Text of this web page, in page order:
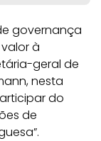
governança
à
geral de
nesta
do
de